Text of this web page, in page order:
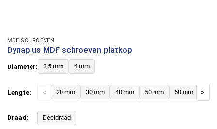
MDF SCHROEVEN
Dynaplus MDF schroeven platkop
Diameter: 3,5 mm 4 mm
Lengte: < 20 mm 30 mm 40 mm 50 mm 60 mm >
Draad: Deeldraad